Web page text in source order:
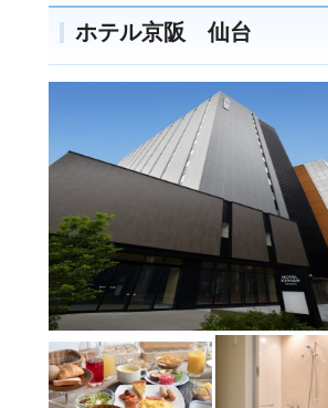
ホテル京阪 仙台